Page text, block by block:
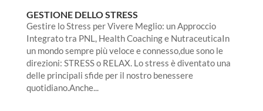
GESTIONE DELLO STRESS
Gestire lo Stress per Vivere Meglio: un Approccio
Integrato tra PNL, Health Coaching e NutraceuticaIn
un mondo sempre più veloce e connesso,due sono le
direzioni: STRESS o RELAX. Lo stress è diventato una
delle principali sfide per il nostro benessere
quotidiano.Anche...